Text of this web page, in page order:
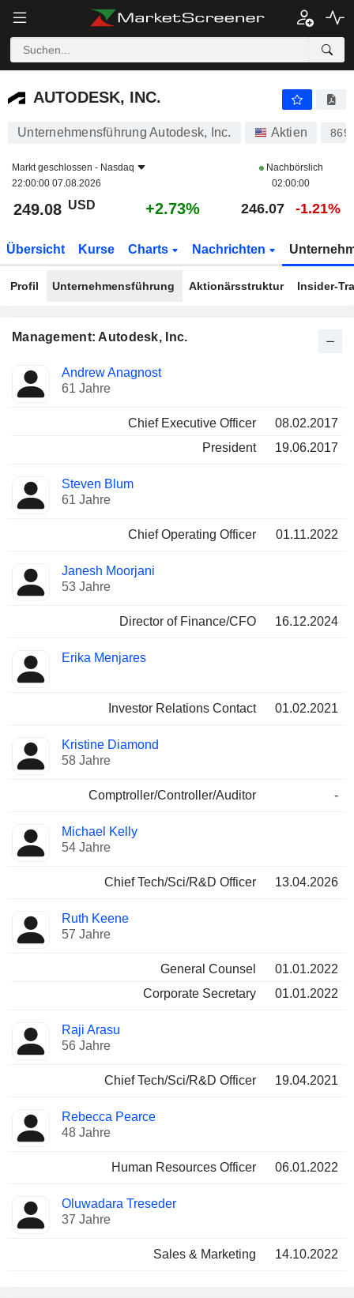
AUTODESK, INC.
AUTODESK, INC.
Unternehmensführung Autodesk, Inc. Aktien
Markt geschlossen - Nasdaq
22:00:00 07.08.2026
Nachbörslich
02:00:00
249.08 USD +2.73% 246.07 -1.21%
Übersicht Kurse Charts Nachrichten
Profil Unternehmensführung Aktionärsstruktur Insider-
Management: Autodesk, Inc.
Manager
Besetzte
Positionen
Andrew Anagnost
61 Jahre
Chief Executive Officer
08.02.2017
President
19.06.2017
Steven Blum
61 Jahre
Chief Operating Officer 01.11.2022
Janesh Moorjani
53 Jahre
Director of Finance/CFO 16.12.2024
Erika Menjares
Investor Relations Contact 01.02.2021
Kristine Diamond
58 Jahre
Comptroller/Controller/Auditor -
Michael Kelly
54 Jahre
Chief Tech/Sci/R&D Officer 13.04.2026
Ruth Keene
57 Jahre
General Counsel
01.01.2022
Corporate Secretary
01.01.2022
Raji Arasu
56 Jahre
Chief Tech/Sci/R&D Officer 19.04.2021
Rebecca Pearce
48 Jahre
Human Resources Officer 06.01.2022
Oluwadara Treseder
37 Jahre
Sales & Marketing 14.10.2022